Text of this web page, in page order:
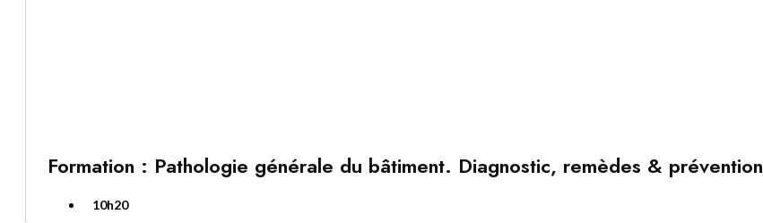
Formation : Pathologie générale du bâtiment. Diagnostic, remèdes & prévention
10h20